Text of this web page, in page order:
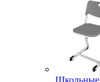
Школьные